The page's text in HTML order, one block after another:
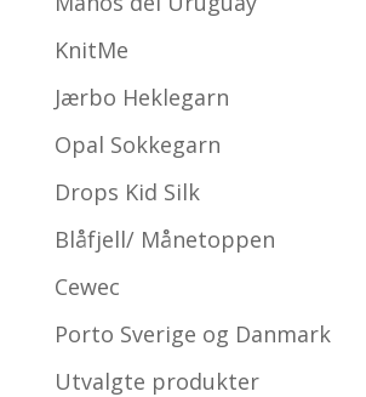
KnitMe
Jærbo Heklegarn
Opal Sokkegarn
Drops Kid Silk
Blåfjell/ Månetoppen
Cewec
Porto Sverige og Danmark
Utvalgte produkter